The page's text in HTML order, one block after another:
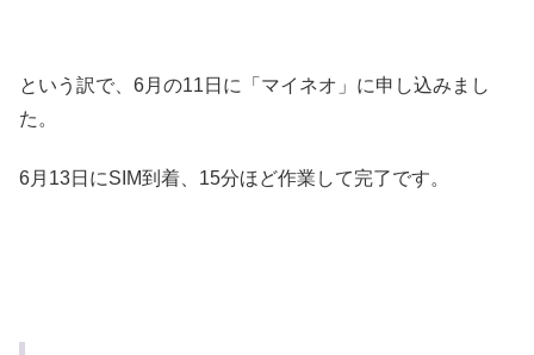
という訳で、6月の11日に「マイネオ」に申し込みまし
た。
6月13日にSIM到着、15分ほど作業して完了です。